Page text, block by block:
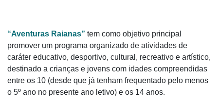
“Aventuras Raianas” tem como objetivo principal
promover um programa organizado de atividades de
caráter educativo, desportivo, cultural, recreativo e artístico,
destinado a crianças e jovens com idades compreendidas
entre os 10 (desde que já tenham frequentado pelo menos
o 5º ano no presente ano letivo) e os 14 anos.